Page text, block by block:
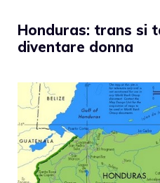
Honduras: trans si
diventare donna